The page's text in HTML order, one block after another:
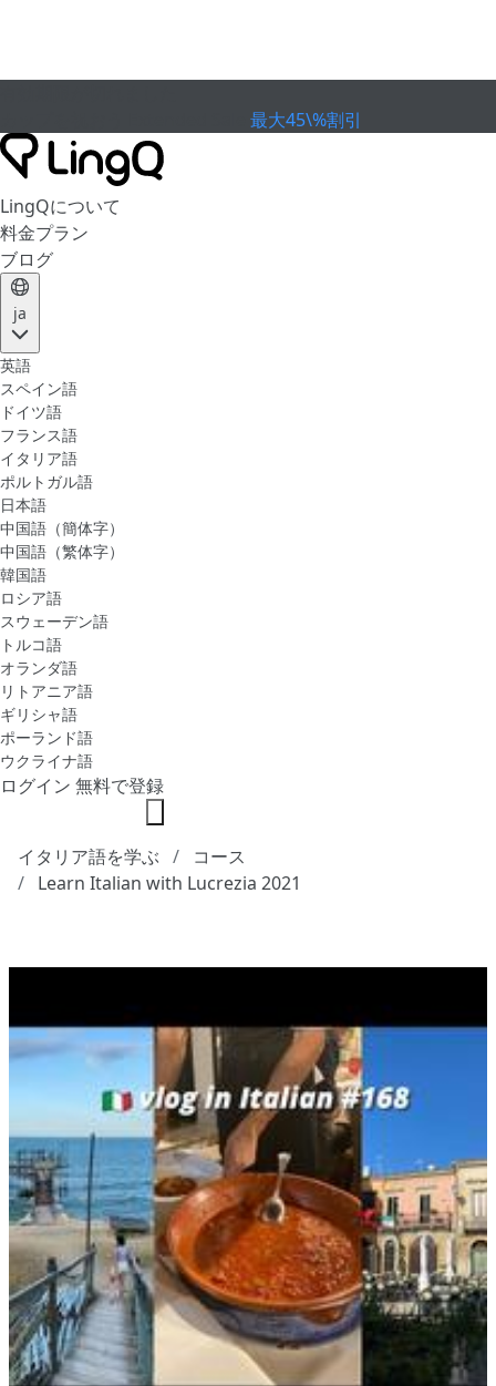
最大45\%割引
LingQについて
料金プラン
ブログ
ja
英語
スペイン語
ドイツ語
フランス語
イタリア語
ポルトガル語
日本語
中国語（簡体字）
中国語（繁体字）
韓国語
ロシア語
スウェーデン語
トルコ語
オランダ語
リトアニア語
ギリシャ語
ポーランド語
ウクライナ語
ログイン 無料で登録
イタリア語を学ぶ
コース
Learn Italian with Lucrezia 2021